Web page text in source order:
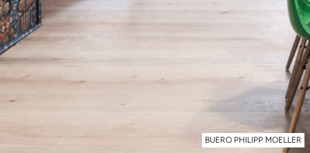
BUERO PHILIPP MOELLER